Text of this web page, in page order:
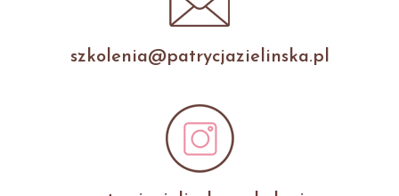
szkolenia@patrycjazielinska.pl